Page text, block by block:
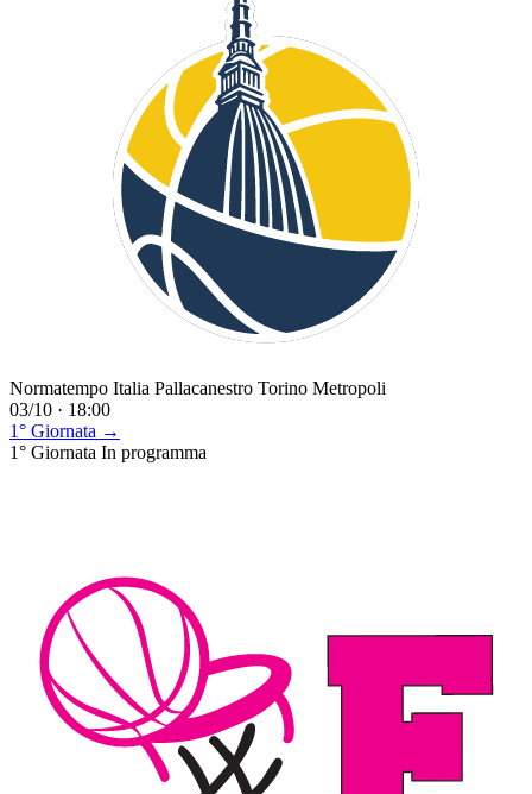
Normatempo Italia Pallacanestro Torino Metropoli
03/10 · 18:00
1° Giornata →
1° Giornata In programma